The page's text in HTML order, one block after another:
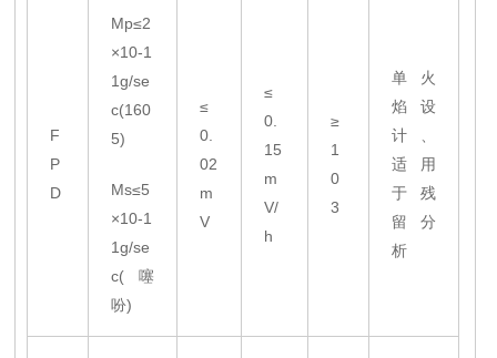
F
P
D
Mp≤2
×10-1
1g/se
c(160
5)
Ms≤5
×10-1
1g/se
c(噻
吩)
≤
0.
02
m
V
≤
0.
15
m
V/
h
≥
1
0
3
单火
焰设
计、
适用
于残
留分
析